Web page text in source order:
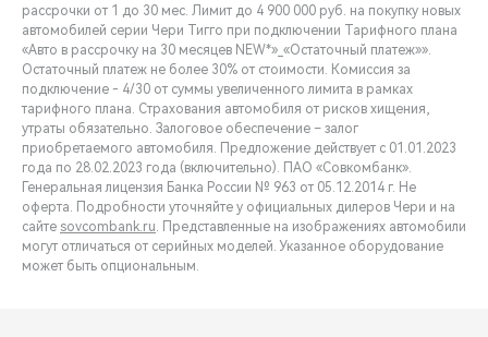
рассрочки от 1 до 30 мес. Лимит до 4 900 000 руб. на покупку новых
автомобилей серии Чери Тигго при подключении Тарифного плана
«Авто в рассрочку на 30 месяцев NEW*»_«Остаточный платеж»».
Остаточный платеж не более 30% от стоимости. Комиссия за
подключение - 4/30 от суммы увеличенного лимита в рамках
тарифного плана. Страхования автомобиля от рисков хищения,
утраты обязательно. Залоговое обеспечение – залог
приобретаемого автомобиля. Предложение действует с 01.01.2023
года по 28.02.2023 года (включительно). ПАО «Совкомбанк».
Генеральная лицензия Банка России № 963 от 05.12.2014 г. Не
оферта. Подробности уточняйте у официальных дилеров Чери и на
сайте sovcombank.ru . Представленные на изображениях автомобили
могут отличаться от серийных моделей. Указанное оборудование
может быть опциональным.